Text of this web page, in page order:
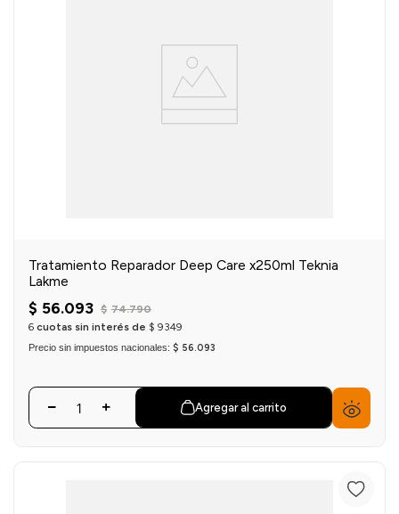
Tratamiento Reparador Deep Care x250ml Teknia
Lakme
$ 56.093 $ 74.790
6 cuotas sin interés de $ 9349
Precio sin impuestos nacionales: $ 56.093
Agregar al carrito